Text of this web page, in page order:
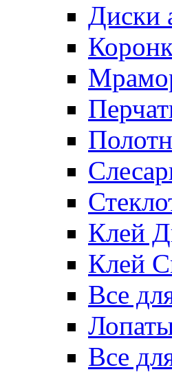
Диски
Клей
Клей
Все
Все